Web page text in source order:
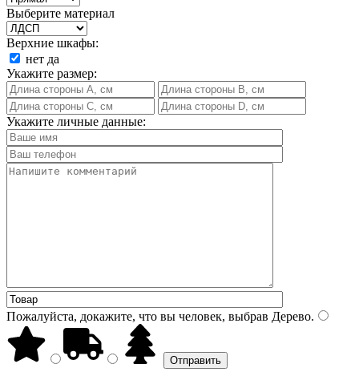
Выберите материал
Верхние шкафы:
нет да
Укажите размер:
Укажите личные данные:
Пожалуйста, докажите, что вы человек, выбрав Дерево.